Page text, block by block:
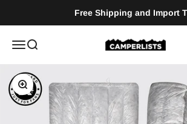
Free Shipping and Import
MenùCerca Camperlists
Ingrandisci immagine